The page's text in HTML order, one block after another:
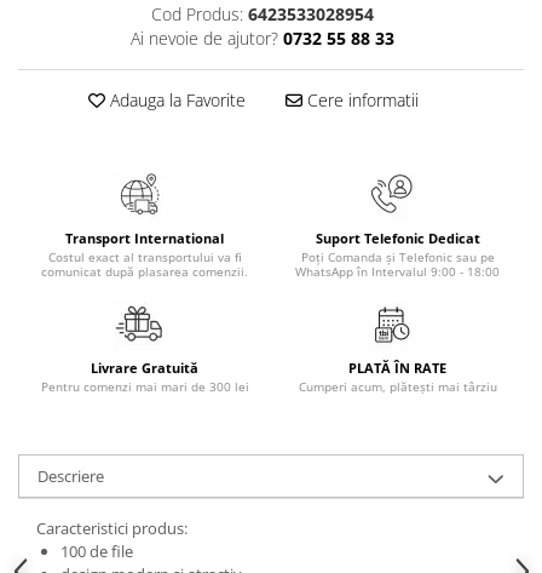
Medicina Pentru Toti
SealfHealing
Sport
Starea de bine
AudioBook
Biografii, Memorii, Jurnale
Carti erotice
Carti pentru Adolescenti, Young
Adult
Cod Produs: 6423533028954
Ai nevoie de ajutor? 0732 55 88 33
Adauga la Favorite Cere informatii
Transport International
Costul exact al transportului va fi
comunicat după plasarea comenzii.
Suport Telefonic Dedicat
Poți Comanda și Telefonic sau pe
WhatsApp în Intervalul 9:00 - 18:00
Livrare Gratuită
Pentru comenzi mai mari de 300 lei
PLATĂ ÎN RATE
Cumperi acum, plătești mai târziu
Descriere
Caracteristici produs:
100 de file